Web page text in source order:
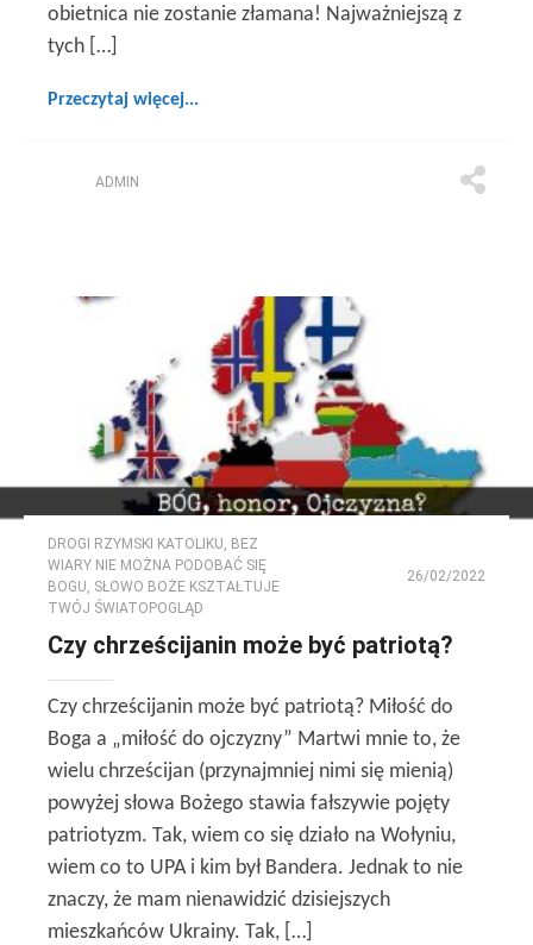
obietnica nie zostanie złamana! Najważniejszą z
tych […]
Przeczytaj więcej...
ADMIN
DROGI RZYMSKI KATOLIKU, BEZ
WIARY NIE MOŻNA PODOBAĆ SIĘ
BOGU, SŁOWO BOŻE KSZTAŁTUJE
TWÓJ ŚWIATOPOGLĄD
26/02/2022
Czy chrześcijanin może być patriotą?
Czy chrześcijanin może być patriotą? Miłość do
Boga a „miłość do ojczyzny” Martwi mnie to, że
wielu chrześcijan (przynajmniej nimi się mienią)
powyżej słowa Bożego stawia fałszywie pojęty
patriotyzm. Tak, wiem co się działo na Wołyniu,
wiem co to UPA i kim był Bandera. Jednak to nie
znaczy, że mam nienawidzić dzisiejszych
mieszkańców Ukrainy. Tak, […]